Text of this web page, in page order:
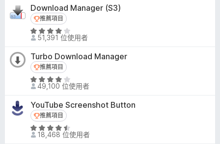
滿
分
5
分
4
.
8
分
滿
分
5
分
Download Manager (S3)
推薦項目
推薦項目
評
價
4
.
1
分
滿
分
5
分
51,391 位使用者
Turbo Download Manager
推薦項目
推薦項目
評
價
3
.
9
分
49,100 位使用者
YouTube Screenshot Button
推薦項目
推薦項目
評
價
18,468 位使用者